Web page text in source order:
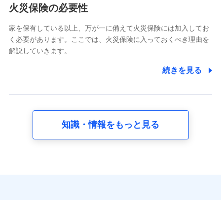
電話対応の品質向上およびお問合せ内容の正確な把握のため
6.採用応募者の個人情報
採用選考および入社手続を実施するため
8.取引先個人情報
取引先としての選定業務、営業情報の提供業務、契約締結手
火災保険の必要性
家を保有している以上、万が一に備えて火災保険には加入してお
く必要があります。ここでは、火災保険に入っておくべき理由を
解説していきます。
続きを見る
知識・情報をもっと見る